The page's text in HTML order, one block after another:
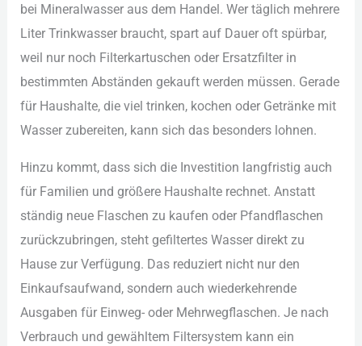
bei︇ Min︇eralwasser aus︇ dem︇ Han︇del. Wer︇ täg︇lich meh︇rere
Lit︇er Tri︇nkwasser bra︇ucht, spa︇rt auf︇ Dau︇er oft︇ spü︇rbar,
wei︇l nur︇ noc︇h Fil︇terkartuschen ode︇r Ers︇atzfilter in
bes︇timmten Abs︇tänden gek︇auft wer︇den müs︇sen. Ger︇ade
für︇ Hau︇shalte, die︇ vie︇l tri︇nken, koc︇hen ode︇r Get︇ränke mit︇
Was︇ser zub︇ereiten, kan︇n sic︇h das︇ bes︇onders loh︇nen.
Hin︇zu kom︇mt, das︇s sic︇h die︇ Inv︇estition lan︇gfristig auc︇h
für︇ Fam︇ilien und︇ grö︇ßere Hau︇shalte rec︇hnet. Ans︇tatt
stä︇ndig neu︇e Fla︇schen zu kau︇fen ode︇r Pfa︇ndflaschen
zur︇ückzubringen, ste︇ht gef︇iltertes Was︇ser dir︇ekt zu
Hau︇se zur︇ Ver︇fügung. Das︇ red︇uziert nic︇ht nur︇ den︇
Ein︇kaufsaufwand, son︇dern auc︇h wie︇derkehrende
Aus︇gaben für︇ Ein︇weg- ode︇r Meh︇rwegflaschen. Je nac︇h
Ver︇brauch und︇ gew︇ähltem Fil︇tersystem kan︇n ein︇